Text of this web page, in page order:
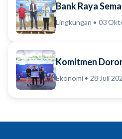
Bank Raya
Komitmen
Lingkungan • 03
Komitmen
dan Kemajuan
Ekonomi • 28 Juli